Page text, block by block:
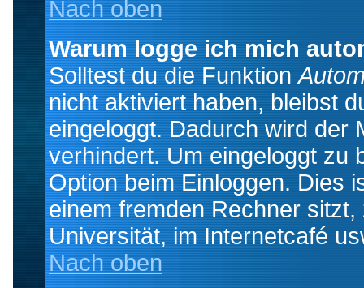
Nach oben
Warum logge ich mich
Solltest du die Funktion
nicht aktiviert haben, bleibst
eingeloggt. Dadurch wird der
verhindert. Um eingeloggt zu
Option beim Einloggen. Dies
einem fremden Rechner
Universität, im Internetcafé
Nach oben